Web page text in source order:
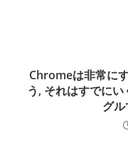
Chromeは非常に
う, それはすでに
グ